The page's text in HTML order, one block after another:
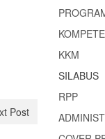
Post
KKM
SILABUS
RPP